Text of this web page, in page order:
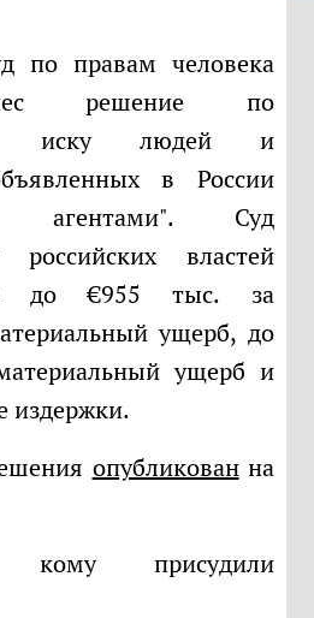
решение по
иску людей и
в России
агентами". Суд
российских властей
до €955 тыс. за
ущерб, до
ущерб и
издержки.
опубликованна